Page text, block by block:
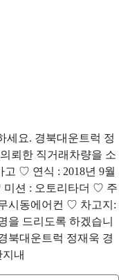
세요. 경북대운트럭 정
뢰한 직거래차량을 소
고 ♡ 연식 : 2018년 9월
션 : 오토리타더 ♡ 주
시동에어컨 ♡ 차고지:
을 드리도록 하겠습니
북대운트럭 정재욱 경
내